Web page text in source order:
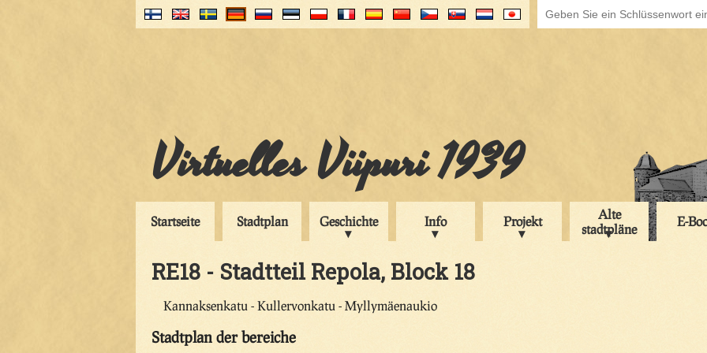
Virtuelles Viipuri 1939
Startseite Stadtplan Geschichte Info Projekt
Alte
stadtpläne
E-
RE18 - Stadtteil Repola, Block 18
Kannaksenkatu - Kullervonkatu - Myllymäenaukio
Stadtplan der bereiche